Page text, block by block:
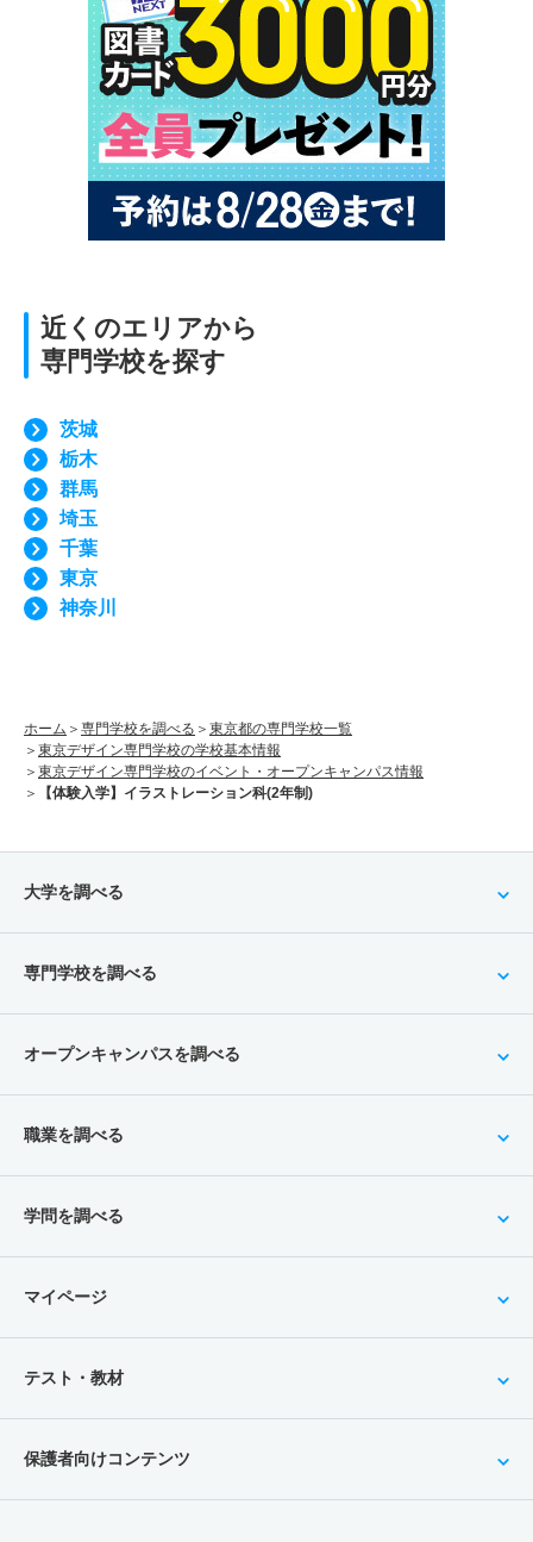
近くのエリアから
専門学校を探す
茨城
栃木
群馬
埼玉
千葉
東京
神奈川
ホーム 専門学校を調べる
東京都の専門学校一覧
東京デザイン専門学校の学校基本情報
東京デザイン専門学校のイベント・オープンキャンパス情報
【体験入学】イラストレーション科(2年制)
大学を調べる
専門学校を調べる
オープンキャンパスを調べる
職業を調べる
学問を調べる
マイページ
テスト・教材
保護者向けコンテンツ